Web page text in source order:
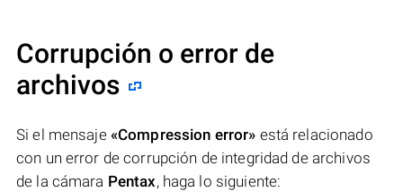
Corrupción o error de
archivos
Si el mensaje «Compression error» está relacionado
con un error de corrupción de integridad de archivos
de la cámara Pentax, haga lo siguiente: